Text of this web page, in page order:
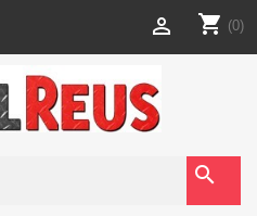
shopping_cart (0)

search